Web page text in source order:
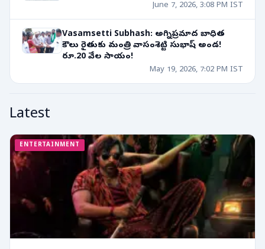
June 7, 2026, 3:08 PM IST
Vasamsetti Subhash: అగ్నిప్రమాద బాధిత
కౌలు రైతుకు మంత్రి వాసంశెట్టి సుభాష్ అండ!
రూ.20 వేల సాయం!
May 19, 2026, 7:02 PM IST
Latest
ENTERTAINMENT